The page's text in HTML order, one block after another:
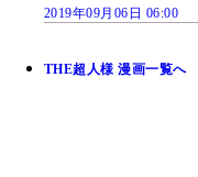
2019年09月06日 06:00
THE超人様 漫画一覧へ